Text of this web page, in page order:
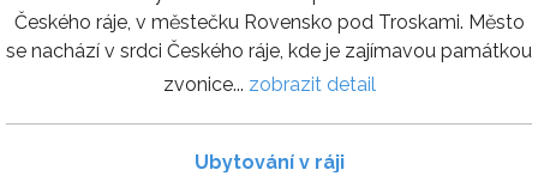
Českého ráje, v městečku Rovensko pod Troskami. Město
se nachází v srdci Českého ráje, kde je zajímavou památkou
zvonice... zobrazit detail
Ubytování v ráji